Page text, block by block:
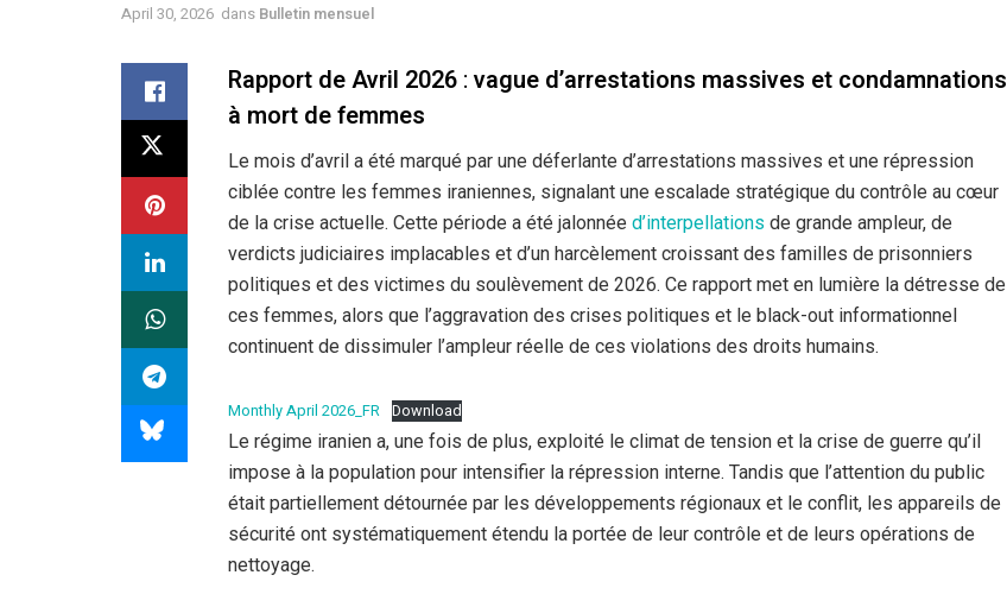
April 30, 2026 dans Bulletin mensuel
Rapport de Avril 2026 : vague d’arrestations massives et condamnations
à mort de femmes
Le mois d’avril a été marqué par une déferlante d’arrestations massives et une répression
ciblée contre les femmes iraniennes, signalant une escalade stratégique du contrôle au cœur
de la crise actuelle. Cette période a été jalonnée d’interpellations de grande ampleur, de
verdicts judiciaires implacables et d’un harcèlement croissant des familles de prisonniers
politiques et des victimes du soulèvement de 2026. Ce rapport met en lumière la détresse de
ces femmes, alors que l’aggravation des crises politiques et le black-out informationnel
continuent de dissimuler l’ampleur réelle de ces violations des droits humains.
Monthly April 2026_FR Download
Le régime iranien a, une fois de plus, exploité le climat de tension et la crise de guerre qu’il
impose à la population pour intensifier la répression interne. Tandis que l’attention du public
était partiellement détournée par les développements régionaux et le conflit, les appareils de
sécurité ont systématiquement étendu la portée de leur contrôle et de leurs opérations de
nettoyage.